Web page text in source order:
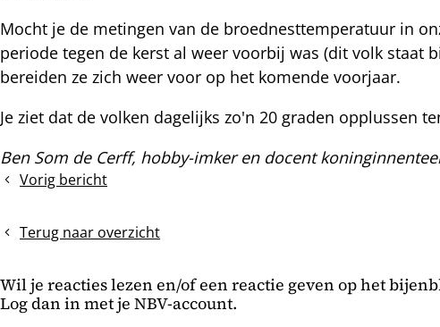
Mocht je de metingen van de broednesttemperatuur in
periode tegen de kerst al weer voorbij was (dit volk staat
bereiden ze zich weer voor op het komende voorjaar.
Je ziet dat de volken dagelijks zo'n 20 graden opplussen
Ben Som de Cerff, hobby-imker en docent
Vorig bericht
Zoemende
Terug naar overzicht
Wil je reacties lezen en/of een reactie geven op het
Log dan in met je NBV-account.